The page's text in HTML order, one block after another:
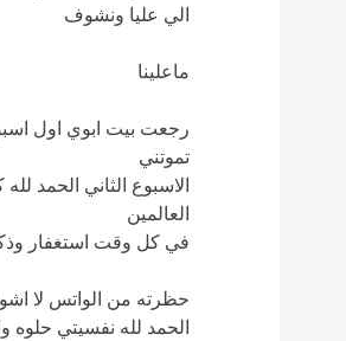
الي عليا ونشوف
ماعلينا
رجعت بيت ابوي اول
تموتني
الاسبوع الثاني
العالمين
في كل وقت استغفار
حظرته من الواتس لا
الحمد لله نفسيتي